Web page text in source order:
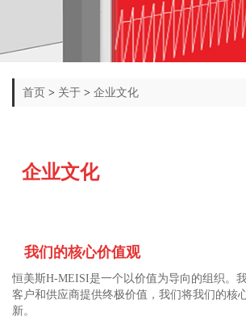
首页 > 关于 > 企业文化
企业文化
我们的核心价值观
恒美斯H-MEISI是一个以价值为导向的组织。
客户和供应商提供终极价值，我们将我们的核
新。